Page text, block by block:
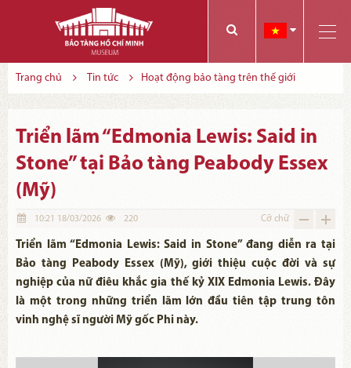
Trang chủ Tin tức Hoạt động bảo tàng trên thế giới
Triển lãm “Edmonia Lewis: Said in
Stone” tại Bảo tàng Peabody Essex
(Mỹ)
10:21 18/03/2026 220 Cỡ chữ
Triển lãm “Edmonia Lewis: Said in Stone” đang diễn ra tại
Bảo tàng Peabody Essex (Mỹ), giới thiệu cuộc đời và sự
nghiệp của nữ điêu khắc gia thế kỷ XIX Edmonia Lewis. Đây
là một trong những triển lãm lớn đầu tiên tập trung tôn
vinh nghệ sĩ người Mỹ gốc Phi này.